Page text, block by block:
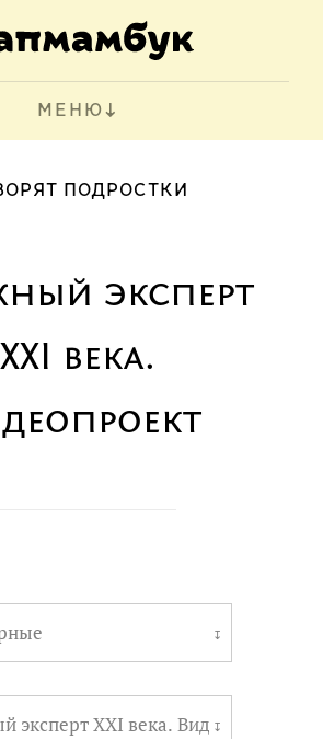
МЕНЮ
ПОДРОСТКИ
эксперт
XXI века.
↧
эксперт XXI века. Видеопроект
↧